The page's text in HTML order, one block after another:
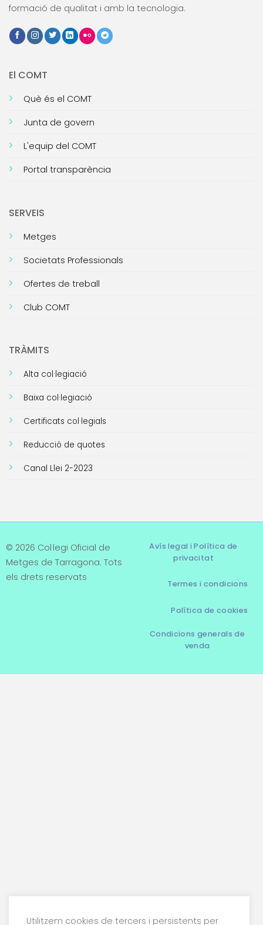
formació de qualitat i amb la tecnologia.
El COMT
Què és el COMT
Junta de govern
L'equip del COMT
Portal transparència
SERVEIS
Metges
Societats Professionals
Ofertes de treball
Club COMT
TRÀMITS
Alta col·legiació
Baixa col·legiació
Certificats col·legials
Reducció de quotes
Canal Llei 2-2023
© 2026 Col·legi Oficial de
Metges de Tarragona. Tots
els drets reservats
Avís legal i Política de
privacitat
Termes i condicions
Política de cookies
Condicions generals de
venda
Utilitzem cookies de tercers i persistents per